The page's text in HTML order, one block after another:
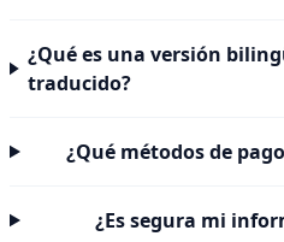
¿Qué es una versión
traducido?
¿Qué métodos de
¿Es segura mi